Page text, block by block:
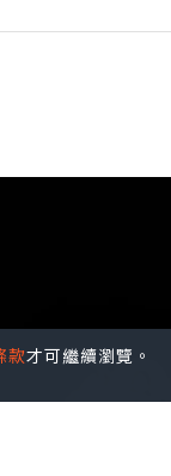
款才可繼續瀏覽。